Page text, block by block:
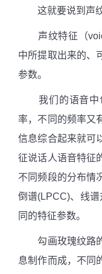
这就要说到声纹
声纹特征（
中所提取出来的、
参数。
我们的语音中
率，不同的频率又
信息综合起来就可
征说话人语音特征
不同频段的分布情
倒谱(LPCC)、线谱
同的特征参数。
勾画玫瑰纹路的
息制作而成，不同